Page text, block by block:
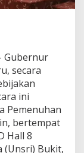
Gubernur
secara
ini
Pemenuhan
bertempat
Hall 8
(Unsri) Bukit,